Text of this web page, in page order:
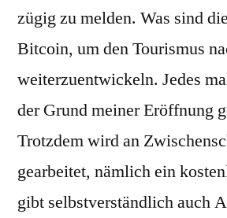
zügig zu melden. Was sind
Bitcoin, um den Tourismus
weiterzuentwickeln. Jedes
der Grund meiner Eröffnung
Trotzdem wird an
gearbeitet, nämlich ein
gibt selbstverständlich auch